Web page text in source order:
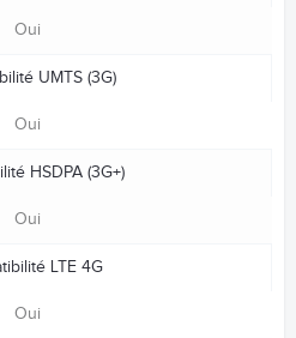
Oui
UMTS (3G)
Oui
HSDPA (3G+)
Oui
LTE 4G
Oui